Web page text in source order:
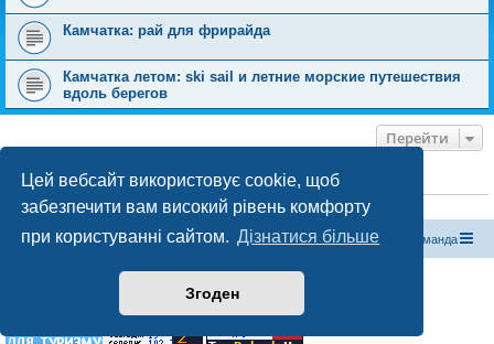
Цей вебсайт використовує cookie, щоб
забезпечити вам високий рівень комфорту
при користуванні сайтом. Дізнатися більше
Згоден
Камчатка: рай для фрирайда
Камчатка летом: ski sail и летние морские путешествия
вдоль берегов
Перейти
ХТО ЗАРАЗ ОНЛАЙН
Зараз переглядають цей форум:ClaudeBot [бот ШІ]і 0 гостей
Магазин спорядження Туристичний форум «Рюкзак» Команда
Працює на phpBB® Forum Software © phpBB Limited
Конфіденційність